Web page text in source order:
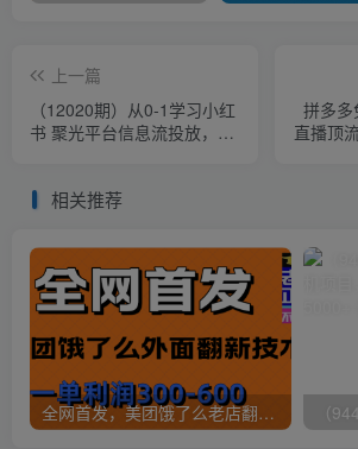
上一篇
（12020期）从0-1学习小红
书 聚光平台信息流投放，保
拼多多
直播顶
相关推荐
全网首发，美团饿了么老店翻新最新技术，一单利润300-600